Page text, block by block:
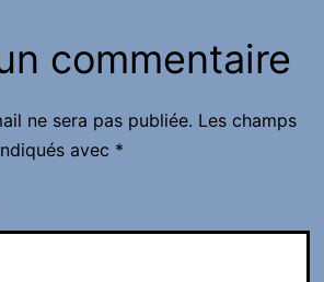
commentaire
ne sera pas publiée. Les champs
avec *